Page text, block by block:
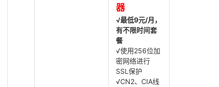
器
√最低9元/月，
有不限时间套
餐
√使用256位加
密网络进行
SSL保护
√CN2、CIA线